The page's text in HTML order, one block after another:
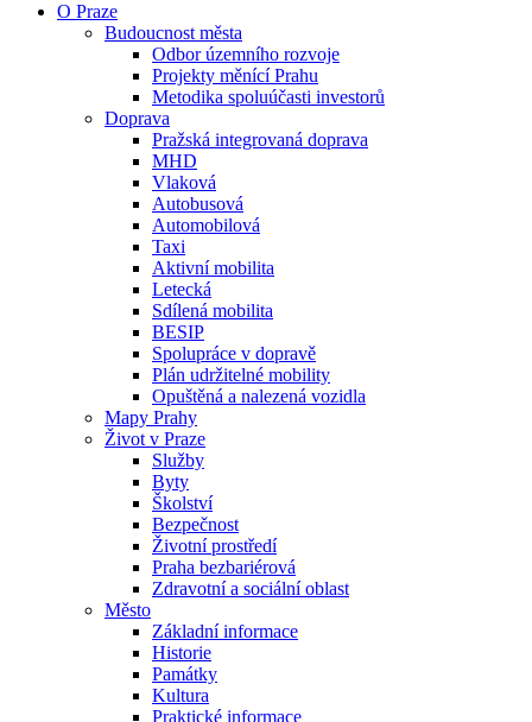
O Praze
Budoucnost města
Odbor územního rozvoje
Projekty měnící Prahu
Metodika spoluúčasti investorů
Doprava
Pražská integrovaná doprava
MHD
Vlaková
Autobusová
Automobilová
Taxi
Aktivní mobilita
Letecká
Sdílená mobilita
BESIP
Spolupráce v dopravě
Plán udržitelné mobility
Opuštěná a nalezená vozidla
Mapy Prahy
Život v Praze
Služby
Byty
Školství
Bezpečnost
Životní prostředí
Praha bezbariérová
Zdravotní a sociální oblast
Město
Základní informace
Historie
Památky
Kultura
Praktické informace